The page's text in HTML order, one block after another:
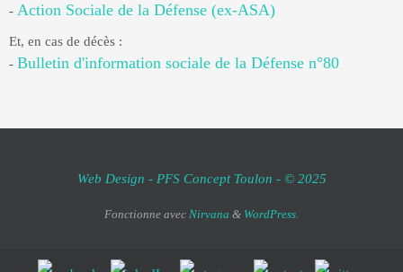
- Action Sociale de la Défense (ex-ASA)
Et, en cas de décès :
- Bulletin d'information sociale de la Défense n°80
Web Design - PFS Concept Toulon - © 2025
Fonctionne avec Nirvana & WordPress.